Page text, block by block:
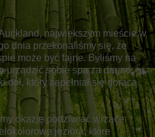
największym mieście w
dnia przekonaliśmy się, że
może być fajne. Byliśmy na
urządzić sobie spa za darmo.
dół, który zapełniał się gorącą
okazję podziwiać wrzące
jeziora, które